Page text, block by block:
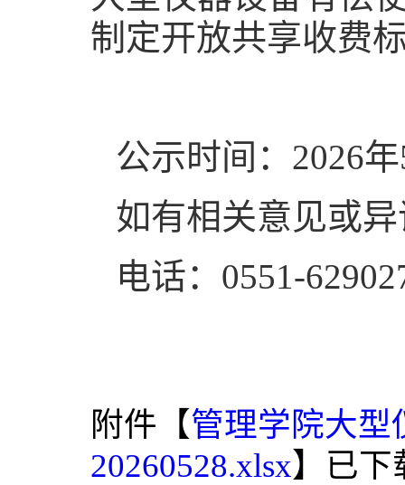
制定开放共享收费
公示时间：2026
如有相关意见或
电话：0551-
附件【管理学院大型
20260528.xlsx】已下